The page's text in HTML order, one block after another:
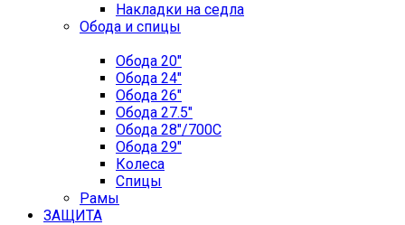
Накладки на седла
Обода и спицы
Обода 20"
Обода 24"
Обода 26"
Обода 27.5"
Обода 28"/700C
Обода 29"
Колеса
Спицы
Рамы
ЗАЩИТА